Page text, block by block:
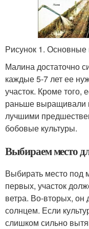
Рисунок 1. Основные
Малина достаточно
каждые 5-7 лет ее
участок. Кроме того,
раньше выращивали
лучшими
бобовые культуры.
Выбираем место
Выбирать место под
первых, участок
ветра. Во-вторых,
солнцем. Если
слишком сильно